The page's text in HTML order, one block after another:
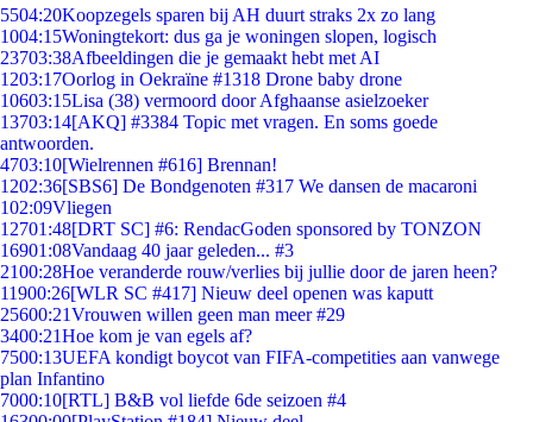
5504:20Koopzegels sparen bij AH duurt straks 2x zo lang
1004:15Woningtekort: dus ga je woningen slopen, logisch
23703:38Afbeeldingen die je gemaakt hebt met AI
1203:17Oorlog in Oekraïne #1318 Drone baby drone
10603:15Lisa (38) vermoord door Afghaanse asielzoeker
13703:14[AKQ] #3384 Topic met vragen. En soms goede
antwoorden.
4703:10[Wielrennen #616] Brennan!
1202:36[SBS6] De Bondgenoten #317 We dansen de macaroni
102:09Vliegen
12701:48[DRT SC] #6: RendacGoden sponsored by TONZON
16901:08Vandaag 40 jaar geleden... #3
2100:28Hoe veranderde rouw/verlies bij jullie door de jaren heen?
11900:26[WLR SC #417] Nieuw deel openen was kaputt
25600:21Vrouwen willen geen man meer #29
3400:21Hoe kom je van egels af?
7500:13UEFA kondigt boycot van FIFA-competities aan vanwege
plan Infantino
7000:10[RTL] B&B vol liefde 6de seizoen #4